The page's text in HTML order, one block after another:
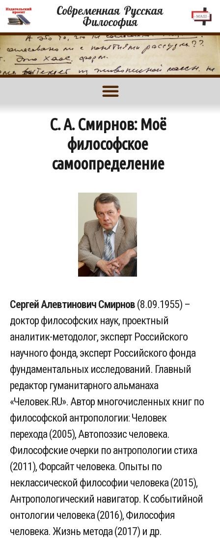
Современная Русская
Философия
С. А. Смирнов: Моё
философское
самоопределение
Сергей Алевтинович Смирнов (8.09.1955) –
доктор философских наук, проектный
аналитик-методолог, эксперт Российского
научного фонда, эксперт Российского фонда
фундаментальных исследований. Главный
редактор гуманитарного альманаха
«Человек.RU». Автор многочисленных книг по
философской антропологии: Человек
перехода (2005), Автопоэзис человека.
Философские очерки по антропологии стиха
(2011), Форсайт человека. Опыты по
неклассической философии человека (2015),
Антропологический навигатор. К событийной
онтологии человека (2016), Философия
человека. Жизнь метода (2017) и др.